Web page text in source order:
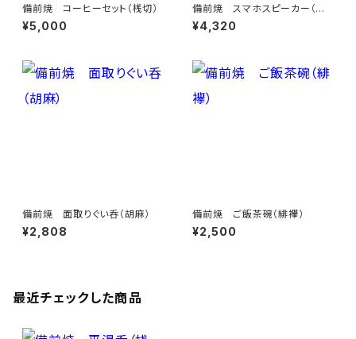
備前焼 コーヒーセット（桟切）
¥5,000
備前焼 スマホスピーカー（緋
襷）
¥4,320
備前焼 面取りぐい呑（胡麻）
¥2,808
備前焼 ご飯茶碗（緋襷）
¥2,500
最近チェックした商品